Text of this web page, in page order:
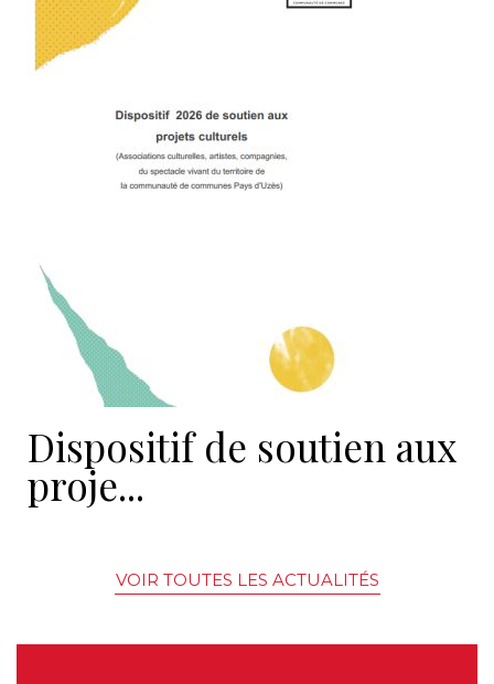
Dispositif de soutien aux
proje...
VOIR TOUTES LES ACTUALITÉS